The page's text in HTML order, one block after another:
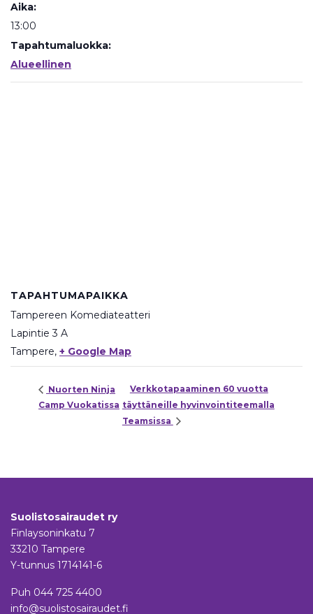
Aika:
13:00
Tapahtumaluokka:
Alueellinen
TAPAHTUMAPAIKKA
Tampereen Komediateatteri
Lapintie 3 A
Tampere, + Google Map
Nuorten Ninja
Camp Vuokatissa
Verkkotapaaminen 60 vuotta
täyttäneille hyvinvointiteemalla
Teamsissa
Suolistosairaudet ry
Finlaysoninkatu 7
33210 Tampere
Y-tunnus 1714141-6
Puh 044 725 4400
info@suolistosairaudet.fi